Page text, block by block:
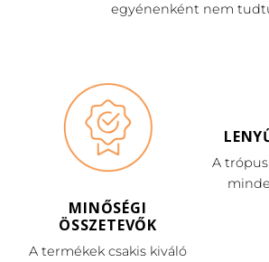
egyénenként nem
MINŐSÉGI
ÖSSZETEVŐK
A termékek csakis kiváló
A